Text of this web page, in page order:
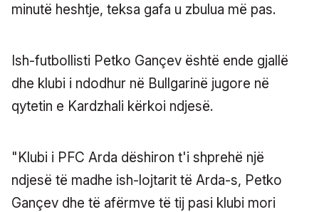
minutë heshtje, teksa gafa u zbulua më pas.
Ish-futbollisti Petko Gançev është ende gjallë
dhe klubi i ndodhur në Bullgarinë jugore në
qytetin e Kardzhali kërkoi ndjesë.
"Klubi i PFC Arda dëshiron t'i shprehë një
ndjesë të madhe ish-lojtarit të Arda-s, Petko
Gançev dhe të afërmve të tij pasi klubi mori